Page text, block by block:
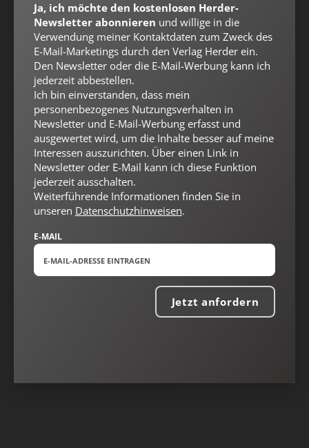
Ja, ich möchte den kostenlosen Herder-
Newsletter abonnieren und willige in die
Verwendung meiner Kontaktdaten zum Zweck des
E-Mail-Marketings durch den Verlag Herder ein.
Den Newsletter oder die E-Mail-Werbung kann ich
jederzeit abbestellen.
Ich bin einverstanden, dass mein
personenbezogenes Nutzungsverhalten in
Newsletter und E-Mail-Werbung erfasst und
ausgewertet wird, um die Inhalte besser auf meine
Interessen auszurichten. Über einen Link in
Newsletter oder E-Mail kann ich diese Funktion
jederzeit ausschalten.
Weiterführende Informationen finden Sie in
unseren Datenschutzhinweisen.
E-MAIL
Jetzt anfordern